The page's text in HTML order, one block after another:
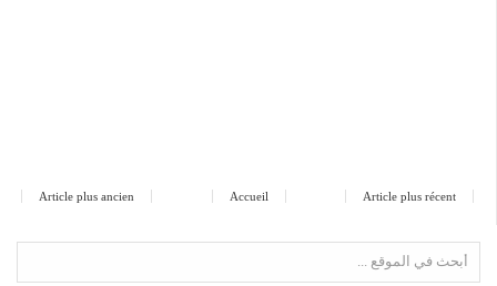
Article plus récent
Article plus ancien Accueil